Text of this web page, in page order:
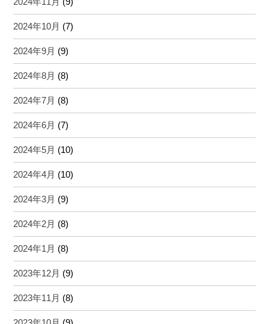
2024年10月 (7)
2024年9月 (9)
2024年8月 (8)
2024年7月 (8)
2024年6月 (7)
2024年5月 (10)
2024年4月 (10)
2024年3月 (9)
2024年2月 (8)
2024年1月 (8)
2023年12月 (9)
2023年11月 (8)